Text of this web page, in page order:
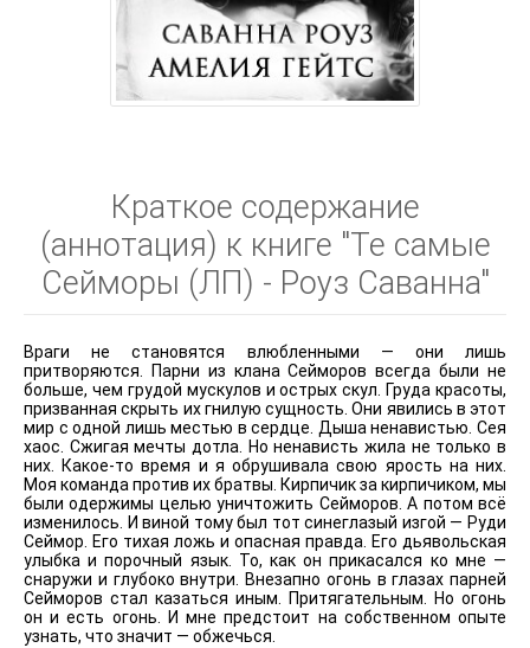
Краткое содержание
(аннотация) к книге "Те самые
Сейморы (ЛП) - Роуз Саванна"
Враги не становятся влюбленными — они лишь
притворяются. Парни из клана Сейморов всегда были не
больше, чем грудой мускулов и острых скул. Груда красоты,
призванная скрыть их гнилую сущность. Они явились в этот
мир с одной лишь местью в сердце. Дыша ненавистью. Сея
хаос. Сжигая мечты дотла. Но ненависть жила не только в
них. Какое-то время и я обрушивала свою ярость на них.
Моя команда против их братвы. Кирпичик за кирпичиком, мы
были одержимы целью уничтожить Сейморов. А потом всё
изменилось. И виной тому был тот синеглазый изгой — Руди
Сеймор. Его тихая ложь и опасная правда. Его дьявольская
улыбка и порочный язык. То, как он прикасался ко мне —
снаружи и глубоко внутри. Внезапно огонь в глазах парней
Сейморов стал казаться иным. Притягательным. Но огонь
он и есть огонь. И мне предстоит на собственном опыте
узнать, что значит — обжечься.